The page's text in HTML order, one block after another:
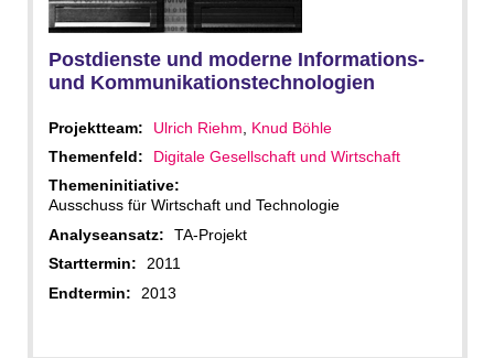
Postdienste und moderne Informations-
und Kommunikationstechnologien
Projektteam: Ulrich Riehm
Knud Böhle
Themenfeld:
Digitale Gesellschaft und Wirtschaft
Themeninitiative:
Ausschuss für Wirtschaft und Technologie
Analyseansatz:
TA-Projekt
Starttermin:
2011
Endtermin:
2013